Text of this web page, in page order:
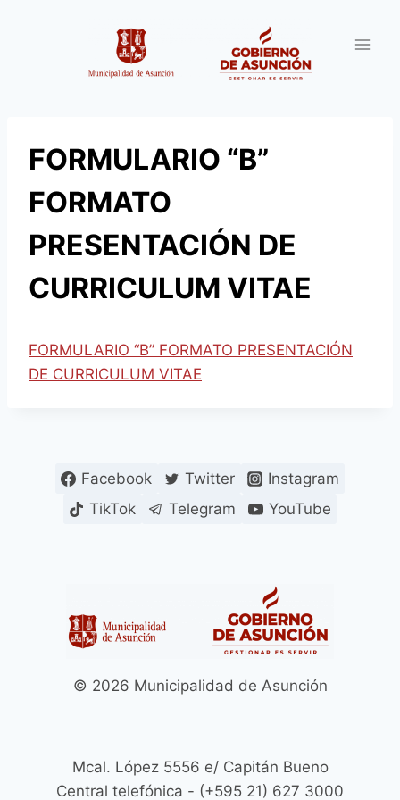
FORMULARIO “B”
FORMATO
PRESENTACIÓN DE
CURRICULUM VITAE
FORMULARIO “B” FORMATO PRESENTACIÓN
DE CURRICULUM VITAE
Facebook Twitter
Instagram
TikTok
Telegram YouTube
© 2026 Municipalidad de Asunción
Mcal. López 5556 e/ Capitán Bueno
Central telefónica - (+595 21) 627 3000